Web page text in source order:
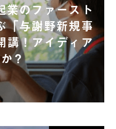
業のファースト
「与謝野新規事
講！アイディア
？